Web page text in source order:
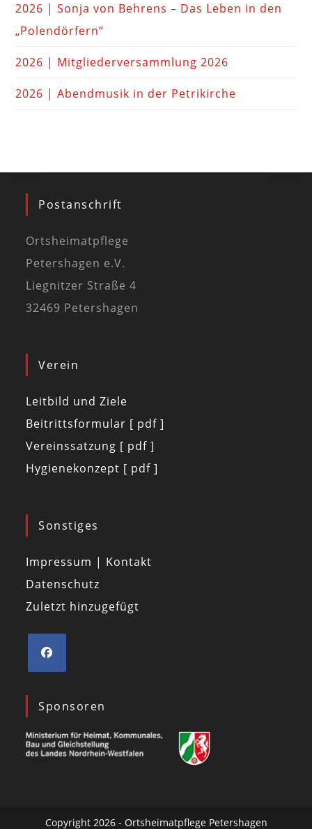
2026 | Sonja von Behrens – Das Leben in den
„Polendörfern“
2026 | Mitgliederversammlung 2026
2026 | Abendmusik in der Petrikirche
Postanschrift
Ortsheimatpflege
Petershagen e.V.
Liegnitzer Straße 4
32469 Petershagen
Verein
Leitbild und Ziele
Beitrittsformular [ pdf ]
Vereinssatzung [ pdf ]
Hygienekonzept [ pdf ]
Sonstiges
Impressum | Kontakt
Datenschutz
Zuletzt hinzugefügt
Sponsoren
Copyright 2026 - Ortsheimatpflege Petershagen